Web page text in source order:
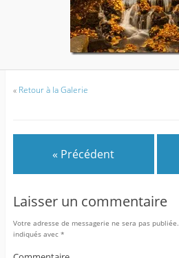
« Retour à la Galerie
« Précédent
Laisser un commentaire
Votre adresse de messagerie ne sera pas publiée.
indiqués avec *